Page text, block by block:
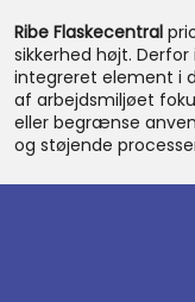
Ribe Flaskecentral
sikkerhed højt.
integreret element i
af arbejdsmiljøet
eller begrænse
og støjende